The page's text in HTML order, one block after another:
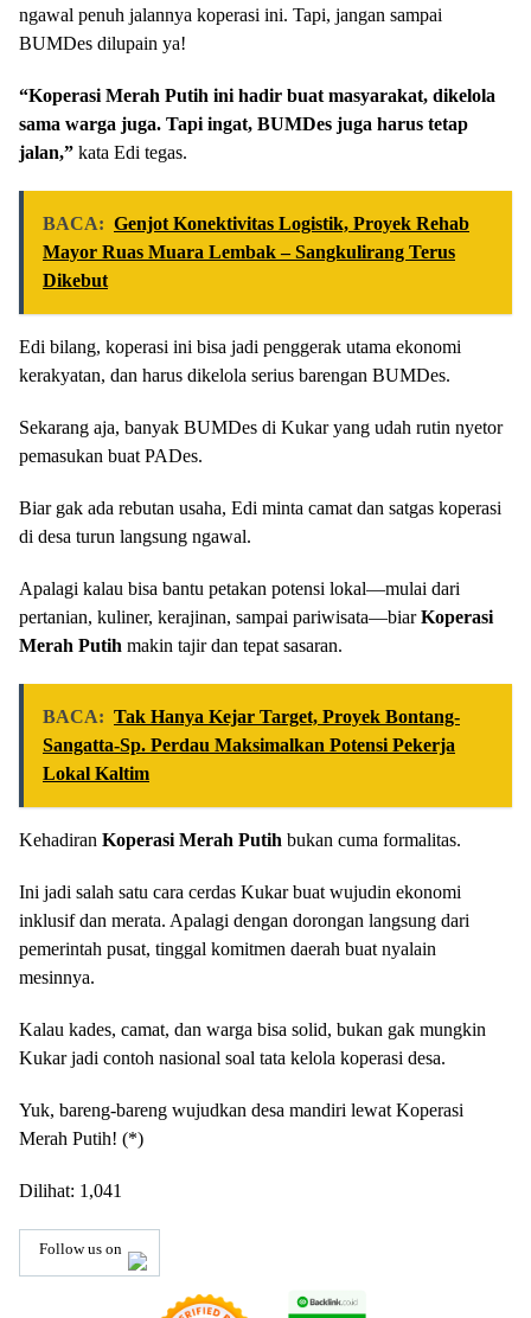
ngawal penuh jalannya koperasi ini. Tapi, jangan sampai
BUMDes dilupain ya!
“Koperasi Merah Putih ini hadir buat masyarakat, dikelola
sama warga juga. Tapi ingat, BUMDes juga harus tetap
jalan,” kata Edi tegas.
BACA: Genjot Konektivitas Logistik, Proyek Rehab
Mayor Ruas Muara Lembak – Sangkulirang Terus
Dikebut
Edi bilang, koperasi ini bisa jadi penggerak utama ekonomi
kerakyatan, dan harus dikelola serius barengan BUMDes.
Sekarang aja, banyak BUMDes di Kukar yang udah rutin nyetor
pemasukan buat PADes.
Biar gak ada rebutan usaha, Edi minta camat dan satgas koperasi
di desa turun langsung ngawal.
Apalagi kalau bisa bantu petakan potensi lokal—mulai dari
pertanian, kuliner, kerajinan, sampai pariwisata—biarKoperasi
Merah Putih makin tajir dan tepat sasaran.
BACA: Tak Hanya Kejar Target, Proyek Bontang-
Sangatta-Sp. Perdau Maksimalkan Potensi Pekerja
Lokal Kaltim
Kehadiran Koperasi Merah Putih bukan cuma formalitas.
Ini jadi salah satu cara cerdas Kukar buat wujudin ekonomi
inklusif dan merata. Apalagi dengan dorongan langsung dari
pemerintah pusat, tinggal komitmen daerah buat nyalain
mesinnya.
Kalau kades, camat, dan warga bisa solid, bukan gak mungkin
Kukar jadi contoh nasional soal tata kelola koperasi desa.
Yuk, bareng-bareng wujudkan desa mandiri lewat Koperasi
Merah Putih! (*)
Dilihat: 1,041
Follow us on